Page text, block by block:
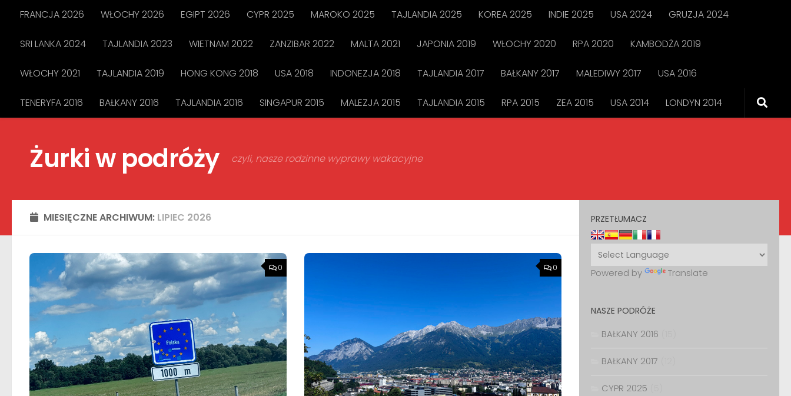
Przejdź do treści
FRANCJA 2026 WŁOCHY 2026 EGIPT 2026 CYPR 2025 MAROKO 2025 TAJLANDIA 2025 KOREA 2025 INDIE 2025 USA 2024 GRUZJA 2024
SRI LANKA 2024 TAJLANDIA 2023 WIETNAM 2022 ZANZIBAR 2022 MALTA 2021 JAPONIA 2019 WŁOCHY 2020 RPA 2020 KAMBODŻA 2019
WŁOCHY 2021 TAJLANDIA 2019 HONG KONG 2018 USA 2018 INDONEZJA 2018 TAJLANDIA 2017 BAŁKANY 2017 MALEDIWY 2017 USA 2016
TENERYFA 2016 BAŁKANY 2016 TAJLANDIA 2016 SINGAPUR 2015 MALEZJA 2015 TAJLANDIA 2015 RPA 2015 ZEA 2015 USA 2014 LONDYN 2014
Żurki w podróży czyli, nasze rodzinne wyprawy wakacyjne
MIESIĘCZNE ARCHIWUM: LIPIEC 2026
0 0
PRZETŁUMACZ
Powered by Translate
NASZE PODRÓŻE
BAŁKANY 2016
BAŁKANY 2017
CYPR 2025